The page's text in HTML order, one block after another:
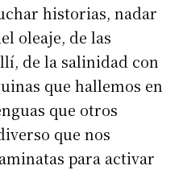
historias, nadar
oleaje, de las
de la salinidad con
que hallemos en
que otros
que nos
para activar